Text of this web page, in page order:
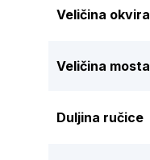
Veličina okvira
Veličina mosta
Duljina ručice